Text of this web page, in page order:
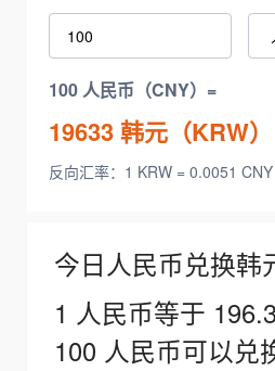
100 人民币（CNY）=
19633韩元（KRW）
反向汇率：1 KRW = 0.0051 CNY
今日人民币兑换韩
1 人民币等于
100 人民币可以兑